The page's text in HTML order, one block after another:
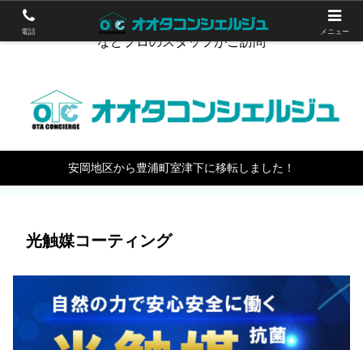
下関のハウスクリーニング。エアコン掃除やワックスがけ
などプロのスタッフがご訪問
安岡地区から豊浦町室津下に移転しました！
光触媒コーティング
電話 メニュー